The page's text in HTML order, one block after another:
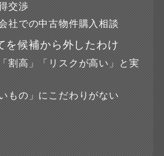
交渉
社での中古物件購入相談
を候補から外したわけ
割高」「リスクが高い」と実
もの」にこだわりがない